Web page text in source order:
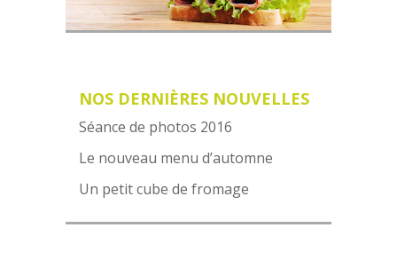
NOS DERNIÈRES NOUVELLES
Séance de photos 2016
Le nouveau menu d’automne
Un petit cube de fromage